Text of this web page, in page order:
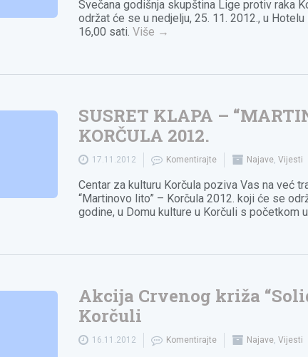
Svečana godišnja skupština Lige protiv raka
održat će se u nedjelju, 25. 11. 2012., u
16,00 sati.Više →
SUSRET KLAPA –
KORČULA 2012.
17.11.2012 Komentirajte Najave ,Vijesti
Centar za kulturu Korčula poziva Vas na već
“Martinovo lito” – Korčula 2012. koji će se
godine, u Domu kulture u Korčuli s početkom
Akcija Crvenog križa
Korčuli
16.11.2012 Komentirajte Najave ,Vijesti